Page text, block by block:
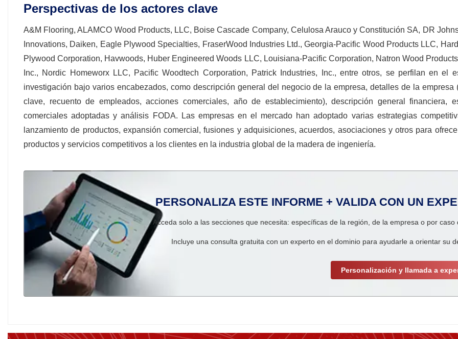
Perspectivas de los actores clave
A&M Flooring, ALAMCO Wood Products, LLC, Boise Cascade Company, Celulosa Arauco y Constitución SA, DR
Innovations, Daiken, Eagle Plywood Specialties, FraserWood Industries Ltd., Georgia-Pacific Wood Products LLC,
Plywood Corporation, Havwoods, Huber Engineered Woods LLC, Louisiana-Pacific Corporation, Natron Wood
Inc., Nordic Homeworx LLC, Pacific Woodtech Corporation, Patrick Industries, Inc., entre otros, se perfilan en el
investigación bajo varios encabezados, como descripción general del negocio de la empresa, detalles de la empresa
clave, recuento de empleados, acciones comerciales, año de establecimiento), descripción general financiera,
comerciales adoptadas y análisis FODA. Las empresas en el mercado han adoptado varias estrategias
lanzamiento de productos, expansión comercial, fusiones y adquisiciones, acuerdos, asociaciones y otros para
productos y servicios competitivos a los clientes en la industria global de la madera de ingeniería.
PERSONALIZA ESTE INFORME + VALIDA CON UN
Acceda solo a las secciones que necesita: específicas de la región, de la empresa o por caso
Incluye una consulta gratuita con un experto en el dominio para ayudarle a orientar su
Personalización y llamada a